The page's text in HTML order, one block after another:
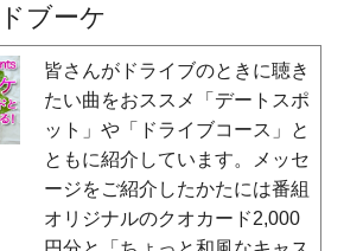
ブーケ
皆さんがドライブのときに聴き
たい曲をおススメ「デートスポ
ット」や「ドライブコース」と
ともに紹介しています。メッセ
ージをご紹介したかたには番組
オリジナルのクオカード2,000